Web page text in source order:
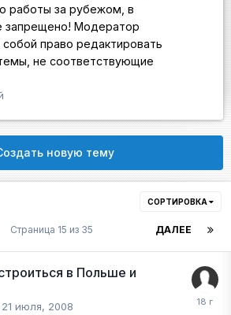
работы за рубежом, в
запрещено! Модератор
собой право редактировать
не соответствующие
новую тему
СОРТИРОВКА
ДАЛЕЕ
Страница 15 из 35
в Польше и
21 июля, 2008